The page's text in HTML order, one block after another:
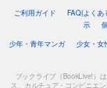
ご利用ガイド FAQ(よくあ
示
少年・青年マンガ
少女・女
ブックライブ（BookLive!）
ス、カルチュア・コンビニエ